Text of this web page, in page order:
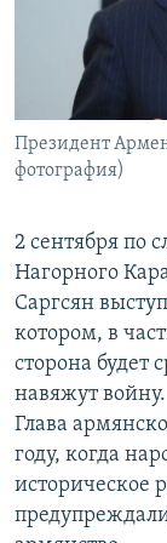
Հայերեն
English
Русский
Президент
фотография)
2 сентября по
Нагорного
Саргсян
котором, в
сторона будет
навяжут войну.
Глава
году, когда
историческое